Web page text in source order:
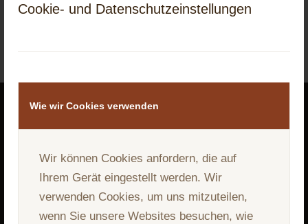
Cookie- und Datenschutzeinstellungen
Wie wir Cookies verwenden
Wir können Cookies anfordern, die auf
Ihrem Gerät eingestellt werden. Wir
verwenden Cookies, um uns mitzuteilen,
wenn Sie unsere Websites besuchen, wie
Anmelden